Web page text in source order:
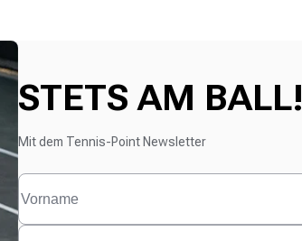
STETS AM BALL!
Mit dem Tennis-Point Newsletter